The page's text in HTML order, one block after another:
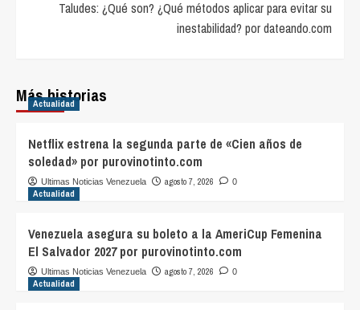
Taludes: ¿Qué son? ¿Qué métodos aplicar para evitar su
inestabilidad? por dateando.com
Más historias
Actualidad
Netflix estrena la segunda parte de «Cien años de
soledad» por purovinotinto.com
Ultimas Noticias Venezuela agosto 7, 2026 0
Actualidad
Venezuela asegura su boleto a la AmeriCup Femenina
El Salvador 2027 por purovinotinto.com
Ultimas Noticias Venezuela agosto 7, 2026 0
Actualidad